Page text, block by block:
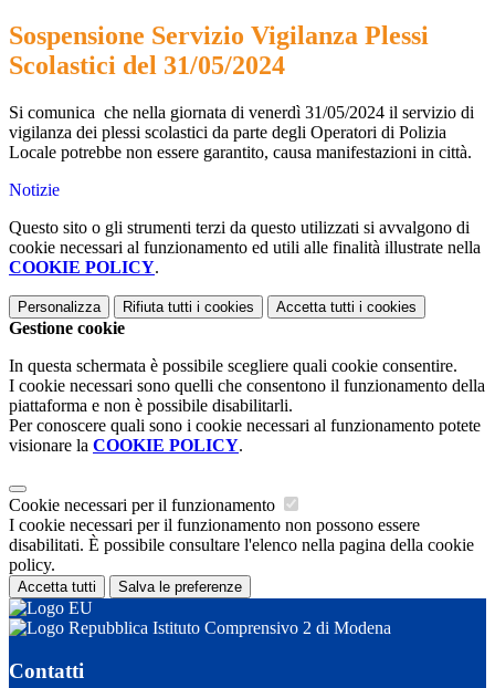
Sospensione Servizio Vigilanza Plessi
Scolastici del 31/05/2024
Si comunica che nella giornata di venerdì 31/05/2024 il servizio di
vigilanza dei plessi scolastici da parte degli Operatori di Polizia
Locale potrebbe non essere garantito, causa manifestazioni in città.
Notizie
Questo sito o gli strumenti terzi da questo utilizzati si avvalgono di
cookie necessari al funzionamento ed utili alle finalità illustrate nella
COOKIE POLICY.
Personalizza Rifiuta tutti i cookies Accetta tutti i cookies
Gestione cookie
In questa schermata è possibile scegliere quali cookie consentire.
I cookie necessari sono quelli che consentono il funzionamento della
piattaforma e non è possibile disabilitarli.
Per conoscere quali sono i cookie necessari al funzionamento potete
visionare la COOKIE POLICY.
Cookie necessari per il funzionamento
I cookie necessari per il funzionamento non possono essere
disabilitati. È possibile consultare l'elenco nella pagina della cookie
policy.
Accetta tutti Salva le preferenze
Istituto Comprensivo 2 di Modena
Contatti